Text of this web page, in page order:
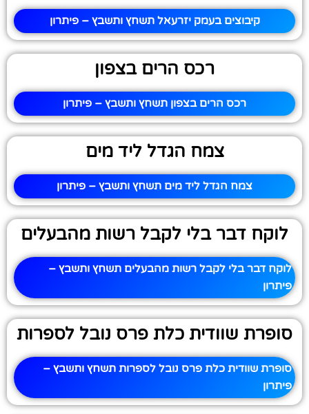
קיבוצים בעמק יזרעאל תשחץ ותשבץ – פיתרון
רכס הרים בצפון
רכס הרים בצפון תשחץ ותשבץ – פיתרון
צמח הגדל ליד מים
צמח הגדל ליד מים תשחץ ותשבץ – פיתרון
לוקח דבר בלי לקבל רשות מהבעלים
לוקח דבר בלי לקבל רשות מהבעלים תשחץ ותשבץ –
פיתרון
סופרת שוודית כלת פרס נובל לספרות
סופרת שוודית כלת פרס נובל לספרות תשחץ ותשבץ –
פיתרון